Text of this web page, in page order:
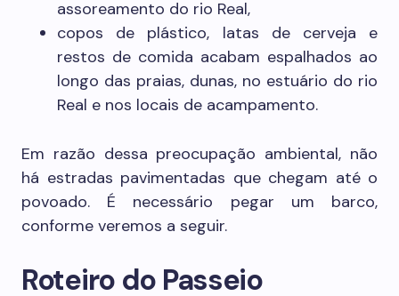
assoreamento do rio Real,
copos de plástico, latas de cerveja e
restos de comida acabam espalhados ao
longo das praias, dunas, no estuário do rio
Real e nos locais de acampamento.
Em razão dessa preocupação ambiental, não
há estradas pavimentadas que chegam até o
povoado. É necessário pegar um barco,
conforme veremos a seguir.
Roteiro do Passeio